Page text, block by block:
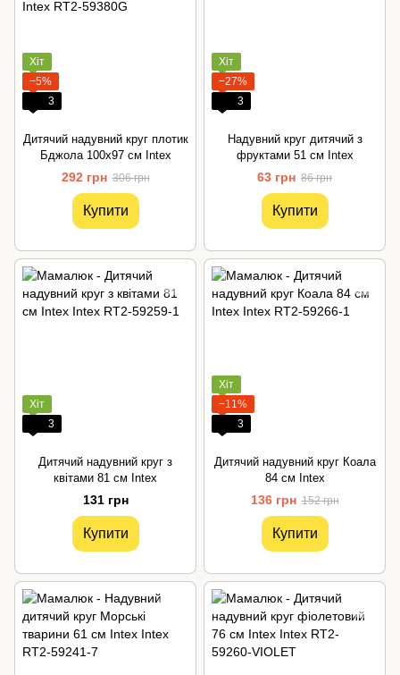
Хіт
−5%
3
Дитячий надувний круг плотик
Бджола 100х97 см Intex
292 грн 306 грн
Купити
Хіт
−27%
3
Надувний круг дитячий з
фруктами 51 см Intex
63 грн 86 грн
Купити
Хіт
3
Дитячий надувний круг з
квітами 81 см Intex
131 грн
Купити
Хіт
−11%
3
Дитячий надувний круг Коала
84 см Intex
136 грн 152 грн
Купити